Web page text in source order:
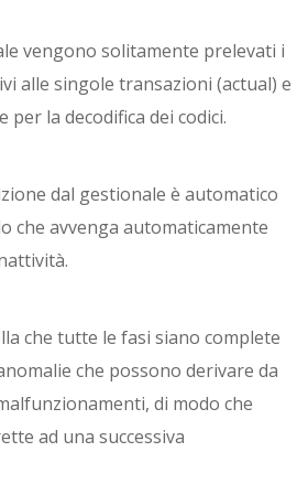
vengono solitamente prelevati i
alle singole transazioni (actual) e
per la decodifica dei codici.
dal gestionale è automatico
che avvenga automaticamente
che tutte le fasi siano complete
che possono derivare da
di modo che
ad una successiva